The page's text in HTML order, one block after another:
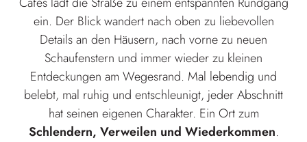
ein. Der Blick wandert nach oben zu liebevollen
Details an den Häusern, nach vorne zu neuen
Schaufenstern und immer wieder zu kleinen
Entdeckungen am Wegesrand. Mal lebendig und
belebt, mal ruhig und entschleunigt, jeder Abschnitt
hat seinen eigenen Charakter. Ein Ort zum
Schlendern, Verweilen und Wiederkommen.